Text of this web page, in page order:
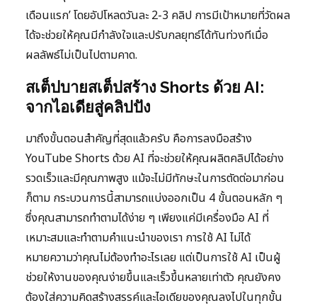
เดือนแรก’ โดยอัปโหลดวันละ 2-3 คลิป การมีเป้าหมายที่วัดผล
ได้จะช่วยให้คุณมีกำลังใจและปรับกลยุทธ์ได้ทันท่วงทีเมื่อ
ผลลัพธ์ไม่เป็นไปตามคาด.
สเต็ปบายสเต็ปสร้าง Shorts ด้วย AI:
จากไอเดียสู่คลิปปัง
มาถึงขั้นตอนสำคัญที่สุดแล้วครับ คือการลงมือสร้าง
YouTube Shorts ด้วย AI ที่จะช่วยให้คุณผลิตคลิปได้อย่าง
รวดเร็วและมีคุณภาพสูง แม้จะไม่มีทักษะในการตัดต่อมาก่อน
ก็ตาม กระบวนการนี้สามารถแบ่งออกเป็น 4 ขั้นตอนหลัก ๆ
ซึ่งคุณสามารถทำตามได้ง่าย ๆ เพียงแค่มีเครื่องมือ AI ที่
เหมาะสมและทำตามคำแนะนำของเรา การใช้ AI ไม่ได้
หมายความว่าคุณไม่ต้องทำอะไรเลย แต่เป็นการใช้ AI เป็นผู้
ช่วยให้งานของคุณง่ายขึ้นและเร็วขึ้นหลายเท่าตัว คุณยังคง
ต้องใส่ความคิดสร้างสรรค์และไอเดียของคุณลงไปในทุกขั้น